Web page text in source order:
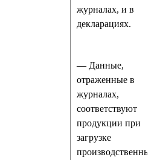
журналах, и в
декларациях.
— Данные,
отраженные в
журналах,
соответствуют
продукции при
загрузке
производственных